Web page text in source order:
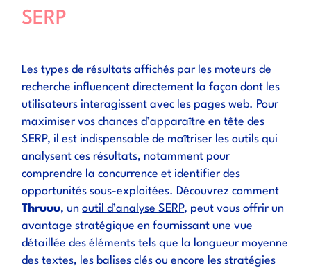
SERP
Les types de résultats affichés par les moteurs de
recherche influencent directement la façon dont les
utilisateurs interagissent avec les pages web. Pour
maximiser vos chances d’apparaître en tête des
SERP, il est indispensable de maîtriser les outils qui
analysent ces résultats, notamment pour
comprendre la concurrence et identifier des
opportunités sous-exploitées. Découvrez comment
Thruuu, unoutil d’analyse SERP, peut vous offrir un
avantage stratégique en fournissant une vue
détaillée des éléments tels que la longueur moyenne
des textes, les balises clés ou encore les stratégies